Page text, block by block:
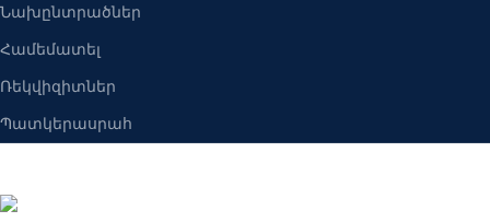
Նախընտրածներ
Համեմատել
Ռեկվիզիտներ
Պատկերասրահ